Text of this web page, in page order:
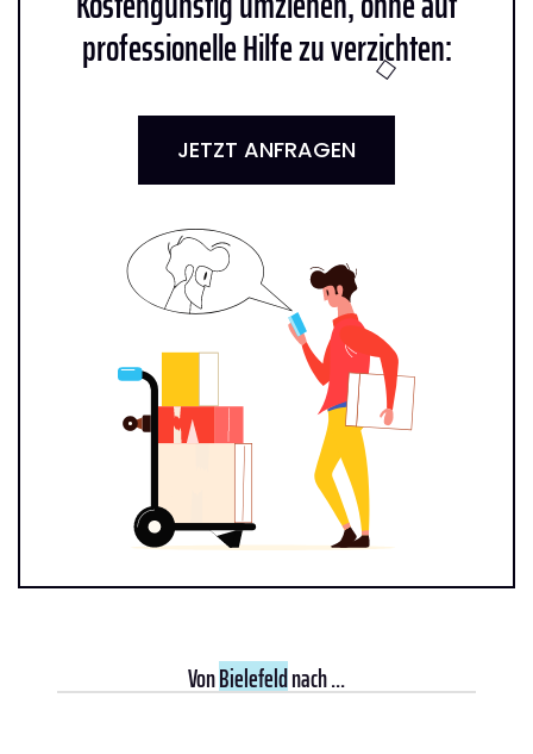
professionelle Hilfe zu verzichten:
JETZT ANFRAGEN
VonBielefeldnach ...